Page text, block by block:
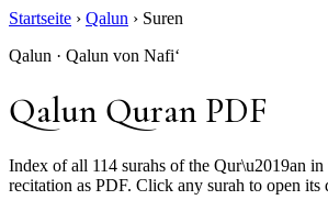
Startseite › Qalun › Suren
Qalun · Qalun von Nafi‘
Qalun Quran PDF
Index of all 114 surahs of the Qur\u2019an
recitation as PDF. Click any surah to open its